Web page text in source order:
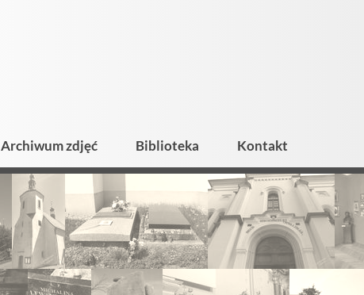
Archiwum zdjęć Biblioteka Kontakt